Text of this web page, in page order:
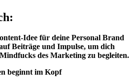
Idee für deine Personal Brand
Beiträge und Impulse, um dich
des Marketing zu begleiten.
beginnt im Kopf